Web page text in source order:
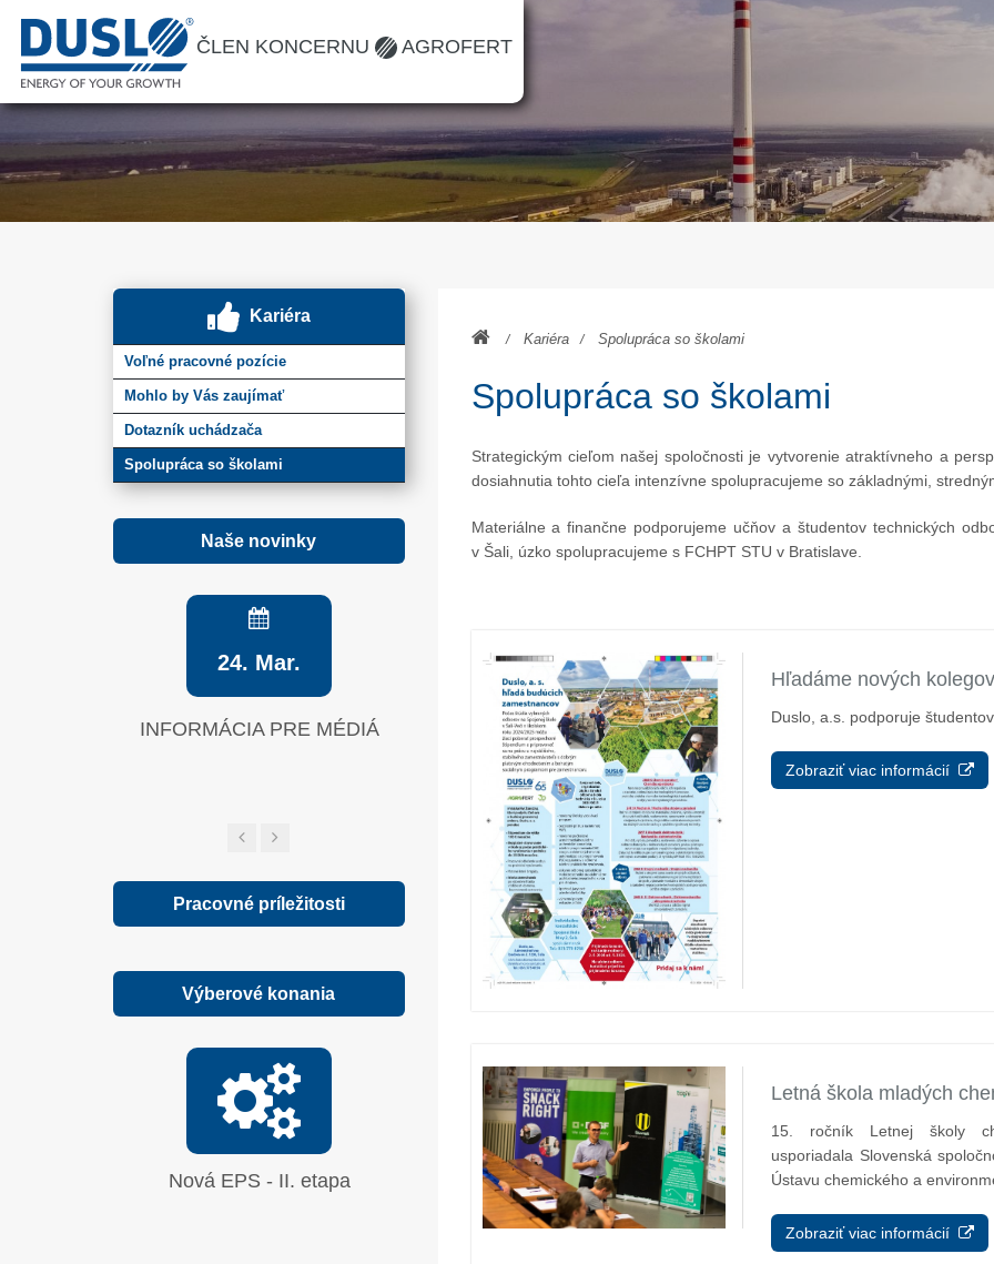
ČLEN KONCERNU AGROFERT
Kariéra
Voľné pracovné pozície
Mohlo by Vás zaujímať
Dotazník uchádzača
Spolupráca so školami
Naše novinky
24. Mar.
INFORMÁCIA PRE MÉDIÁ
13. Mar.
Zelená správa Duslo, a.s. za rok
2025
Novým generálnym riaditeľom
spoločnosti Duslo sa stane
Pavel Hanus
Pracovné príležitosti
Výberové konania
Nová EPS - II. etapa
Oprava podlahy vo výrobni
síranu amónneho prevádzky
UGL a DAM, objekt 32-63
Modernizácia skúšobne elektr.
Kariéra Spolupráca so školami
Spolupráca so školami
Strategickým cieľom našej spoločnosti je vytvorenie atraktívneho a
dosiahnutia tohto cieľa intenzívne spolupracujeme so základnými,
Materiálne a finančne podporujeme učňov a študentov technických
v Šali, úzko spolupracujeme s FCHPT STU v Bratislave.
Hľadáme nových kolegov
Duslo, a.s. podporuje
Zobraziť viac informácií
Letná škola mladých
15. ročník Letnej školy
usporiadala Slovenská
Ústavu chemického a
Zobraziť viac informácií